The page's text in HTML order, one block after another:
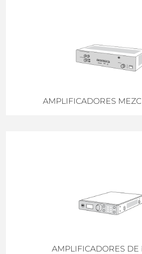
AMPLIFICADORES
AMPLIFICADORES DE